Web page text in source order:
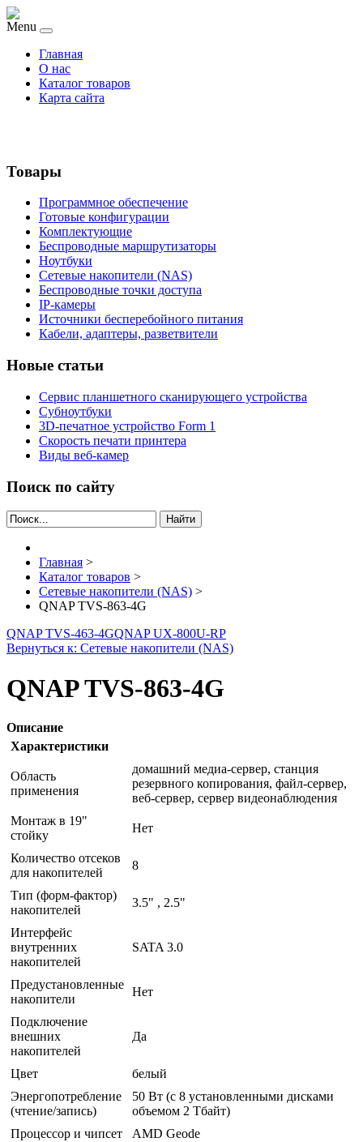
Menu
Главная
О нас
Каталог товаров
Карта сайта
Товары
Программное обеспечение
Готовые конфигурации
Комплектующие
Беспроводные маршрутизаторы
Ноутбуки
Сетевые накопители (NAS)
Беспроводные точки доступа
IP-камеры
Источники бесперебойного питания
Кабели, адаптеры, разветвители
Новые статьи
Сервис планшетного сканирующего устройства
Субноутбуки
3D-печатное устройство Form 1
Скорость печати принтера
Виды веб-камер
Поиск по сайту
Найти
Главная >
Каталог товаров >
Сетевые накопители (NAS) >
QNAP TVS-863-4G
QNAP TVS-463-4GQNAP UX-800U-RP
Вернуться к: Сетевые накопители (NAS)
QNAP TVS-863-4G
Описание
Характеристики
Область
применения
домашний медиа-сервер, станция
резервного копирования, файл-сервер,
веб-сервер, сервер видеонаблюдения
Монтаж в 19"
стойку
Нет
Количество отсеков
для накопителей
8
Тип (форм-фактор)
накопителей
3.5" , 2.5"
Интерфейс
внутренних
накопителей
SATA 3.0
Предустановленные
накопители
Нет
Подключение
внешних
накопителей
Да
Цвет
белый
Энергопотребление
(чтение/запись)
50 Вт (с 8 установленными дисками
объемом 2 Тбайт)
Процессор и чипсет
AMD Geode